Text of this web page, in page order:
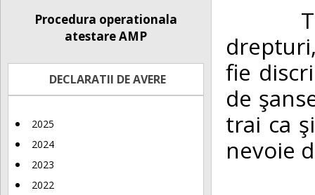
Procedura operationala
atestare AMP
DECLARATII DE AVERE
2025
2024
2023
2022
Toti
fie
de
trai ca
nevoie